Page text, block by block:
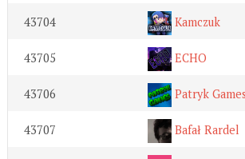
43704 Kamczuk
43705 ECHO
43706 Patryk
43707 Bafał Rardel